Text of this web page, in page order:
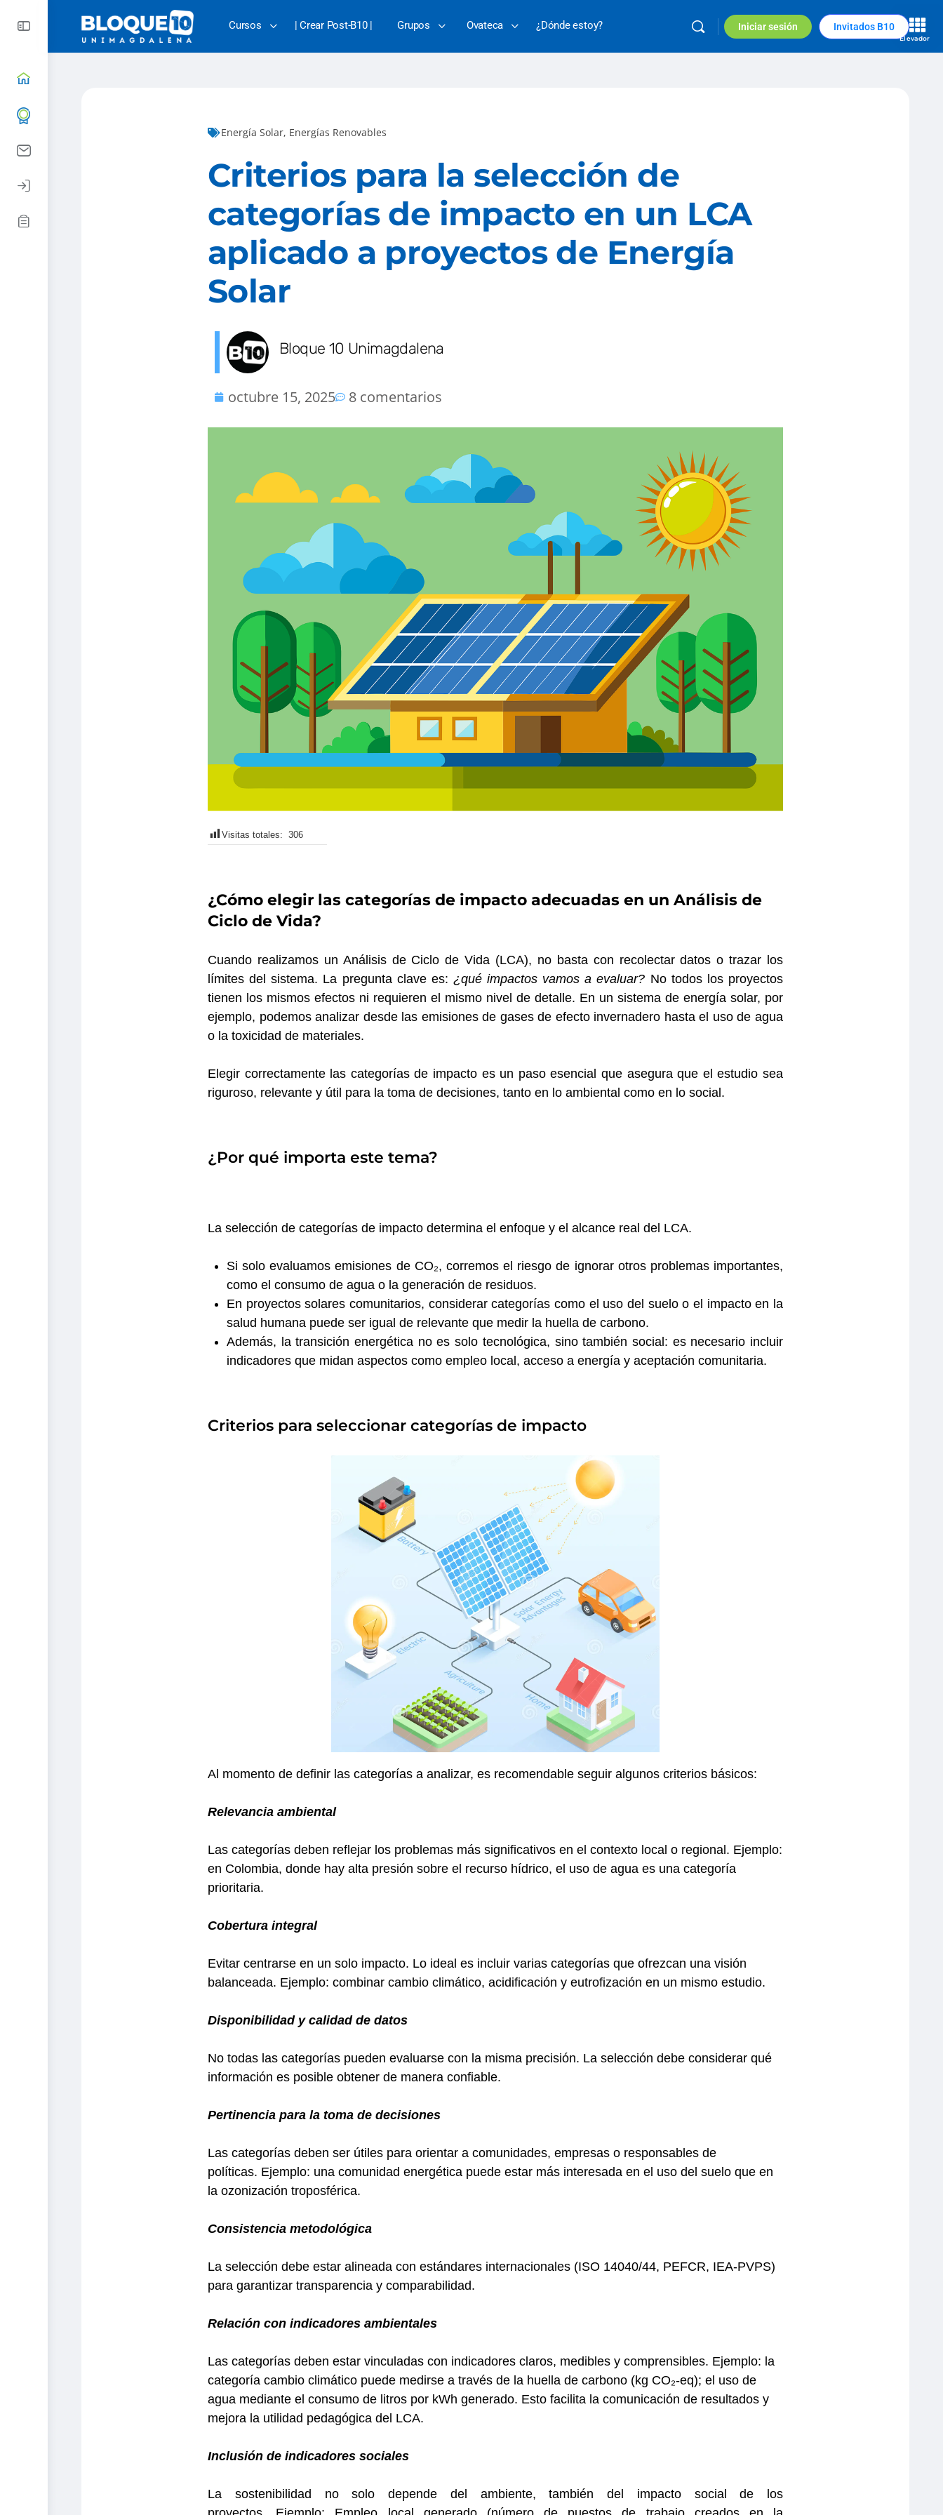
Cursos | Crear Post-B10 | Grupos Ovateca ¿Dónde estoy? Iniciar sesión Invitados B10
Energía Solar, Energías Renovables
Criterios para la selección de
categorías de impacto en un LCA
aplicado a proyectos de Energía
Solar
Bloque 10 Unimagdalena
octubre 15, 2025 8 comentarios
Visitas totales: 306
¿Cómo elegir las categorías de impacto adecuadas en un Análisis de
Ciclo de Vida?
Cuando realizamos un Análisis de Ciclo de Vida (LCA), no basta con recolectar datos o trazar los
límites del sistema. La pregunta clave es: ¿qué impactos vamos a evaluar? No todos los proyectos
tienen los mismos efectos ni requieren el mismo nivel de detalle. En un sistema de energía solar, por
ejemplo, podemos analizar desde las emisiones de gases de efecto invernadero hasta el uso de agua
o la toxicidad de materiales.
Elegir correctamente las categorías de impacto es un paso esencial que asegura que el estudio sea
riguroso, relevante y útil para la toma de decisiones, tanto en lo ambiental como en lo social.
¿Por qué importa este tema?
La selección de categorías de impacto determina el enfoque y el alcance real del LCA.
Si solo evaluamos emisiones de CO₂, corremos el riesgo de ignorar otros problemas importantes,
como el consumo de agua o la generación de residuos.
En proyectos solares comunitarios, considerar categorías como el uso del suelo o el impacto en la
salud humana puede ser igual de relevante que medir la huella de carbono.
Además, la transición energética no es solo tecnológica, sino también social: es necesario incluir
indicadores que midan aspectos como empleo local, acceso a energía y aceptación comunitaria.
Criterios para seleccionar categorías de impacto
Al momento de definir las categorías a analizar, es recomendable seguir algunos criterios básicos:
Relevancia ambiental
Las categorías deben reflejar los problemas más significativos en el contexto local o regional. Ejemplo:
en Colombia, donde hay alta presión sobre el recurso hídrico, el uso de agua es una categoría
prioritaria.
Cobertura integral
Evitar centrarse en un solo impacto. Lo ideal es incluir varias categorías que ofrezcan una visión
balanceada. Ejemplo: combinar cambio climático, acidificación y eutrofización en un mismo estudio.
Disponibilidad y calidad de datos
No todas las categorías pueden evaluarse con la misma precisión. La selección debe considerar qué
información es posible obtener de manera confiable.
Pertinencia para la toma de decisiones
Las categorías deben ser útiles para orientar a comunidades, empresas o responsables de
políticas. Ejemplo: una comunidad energética puede estar más interesada en el uso del suelo que en
la ozonización troposférica.
Consistencia metodológica
La selección debe estar alineada con estándares internacionales (ISO 14040/44, PEFCR, IEA-PVPS)
para garantizar transparencia y comparabilidad.
Relación con indicadores ambientales
Las categorías deben estar vinculadas con indicadores claros, medibles y comprensibles. Ejemplo: la
categoría cambio climático puede medirse a través de la huella de carbono (kg CO₂-eq); el uso de
agua mediante el consumo de litros por kWh generado. Esto facilita la comunicación de resultados y
mejora la utilidad pedagógica del LCA.
Inclusión de indicadores sociales
La sostenibilidad no solo depende del ambiente, también del impacto social de los
Elevador